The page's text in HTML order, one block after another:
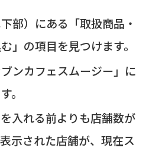
部）にある「取扱商品・
」の項目を見つけます。
ンカフェスムージー」に
。
入れる前よりも店舗数が
示された店舗が、現在ス